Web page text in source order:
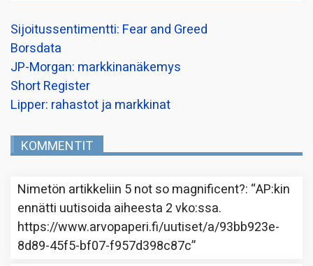
Sijoitussentimentti: Fear and Greed
Borsdata
JP-Morgan: markkinanäkemys
Short Register
Lipper: rahastot ja markkinat
KOMMENTIT
Nimetön artikkeliin 5 not so magnificent?: “AP:kin
ennätti uutisoida aiheesta 2 vko:ssa.
https://www.arvopaperi.fi/uutiset/a/93bb923e-
8d89-45f5-bf07-f957d398c87c”